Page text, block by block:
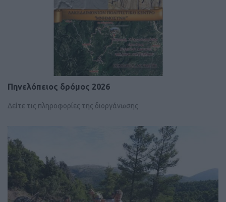
Πηνελόπειος δρόμος 2026
Δείτε τις πληροφορίες της διοργάνωσης